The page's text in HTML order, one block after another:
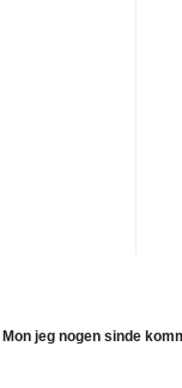
Mon jeg nogen sinde